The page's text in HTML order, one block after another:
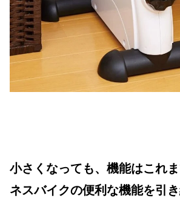
小さくなっても、機能はこれ
ネスバイクの便利な機能を引